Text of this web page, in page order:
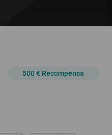
500 € Recompensa